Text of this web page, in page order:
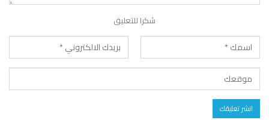
شكرا للتعليق